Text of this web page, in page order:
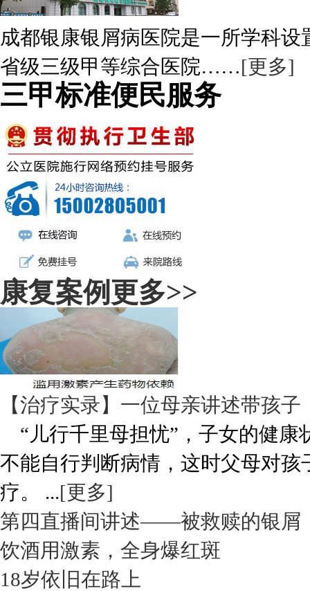
成都银康银屑病医院是一所学科
省级三级甲等综合医院……[更多]
三甲标准便民服务
康复案例更多>>
【治疗实录】一位母亲讲述带孩子
“儿行千里母担忧”，子女的健康
不能自行判断病情，这时父母对
疗。 ...[更多]
第四直播间讲述——被救赎的银屑
饮酒用激素，全身爆红斑
18岁依旧在路上